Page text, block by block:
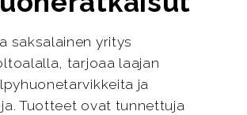
saksalainen yritys
tarjoaa laajan
ja
Tuotteet ovat tunnettuja